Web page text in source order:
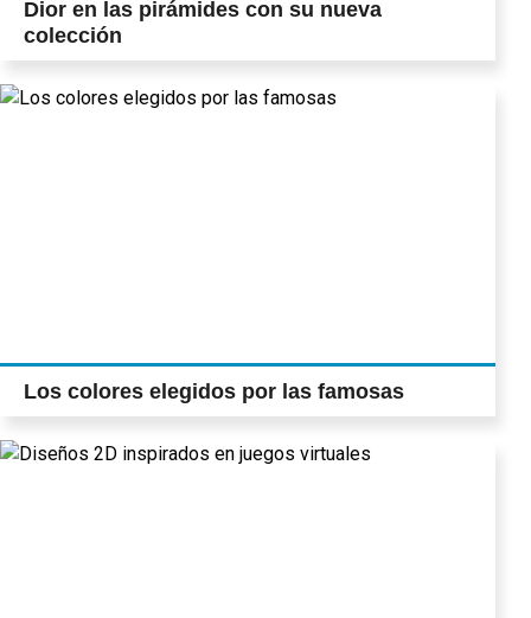
Dior en las pirámides con su nueva
colección
Los colores elegidos por las famosas